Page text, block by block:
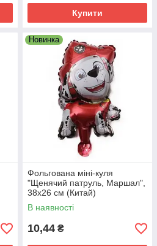
Купити
Новинка
Фольгована міні-куля
"Щенячий патруль, Маршал",
38х26 см (Китай)
В наявності
10,44 ₴